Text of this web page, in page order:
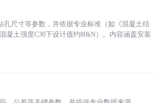
尺寸等参数，并依据专业标准（如《混凝土结
凝土强度C30下设计值约80kN）。内容涵盖安装